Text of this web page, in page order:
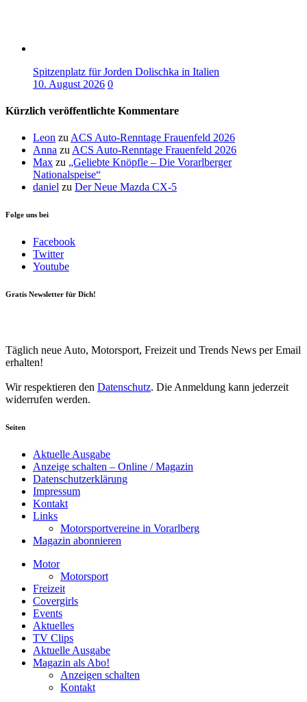
Spitzenplatz für Jorden Dolischka in Italien
10. August 2026 0
Kürzlich veröffentlichte Kommentare
Leon zu ACS Auto-Renntage Frauenfeld 2026
Anna zu ACS Auto-Renntage Frauenfeld 2026
Max zu „Geliebte Knöpfle – Die Vorarlberger
Nationalspeise“
daniel zu Der Neue Mazda CX-5
Folge uns bei
Facebook
Twitter
Youtube
Gratis Newsletter für Dich!
Täglich neue Auto, Motorsport, Freizeit und Trends News per Email
erhalten!
Wir respektieren den Datenschutz. Die Anmeldung kann jederzeit
widerrufen werden.
Seiten
Aktuelle Ausgabe
Anzeige schalten – Online / Magazin
Datenschutzerklärung
Impressum
Kontakt
Links
Motorsportvereine in Vorarlberg
Magazin abonnieren
Motor
Motorsport
Freizeit
Covergirls
Events
Aktuelles
TV Clips
Aktuelle Ausgabe
Magazin als Abo!
Anzeigen schalten
Kontakt